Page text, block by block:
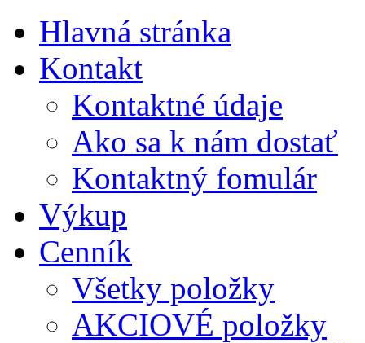
Hlavná stránka
Kontakt
Kontaktné údaje
Ako sa k nám dostať
Kontaktný fomulár
Výkup
Cenník
Všetky položky
AKCIOVÉ položky